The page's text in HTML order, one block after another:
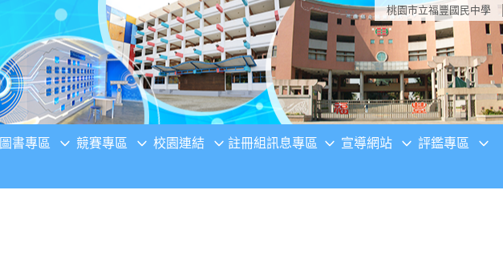
桃園市立福豐國民中學
圖書專區 競賽專區 校園連結 註冊組訊息專區 宣導網站 評鑑專區